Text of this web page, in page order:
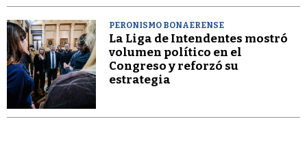
PERONISMO BONAERENSE
La Liga de Intendentes mostró
volumen político en el
Congreso y reforzó su
estrategia